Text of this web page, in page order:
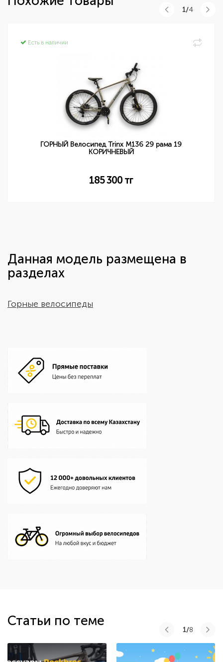
Есть в наличии
ГОРНЫЙ Велосипед Trinx M136 29 рама 19
КОРИЧНЕВЫЙ
185 300 тг
1/4
Данная модель размещена в
разделах
Горные велосипеды
Статьи по теме
1/8